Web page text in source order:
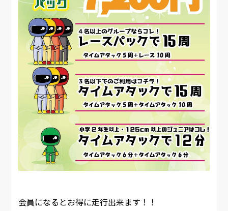
会員になるとお得に走行出来ます！！